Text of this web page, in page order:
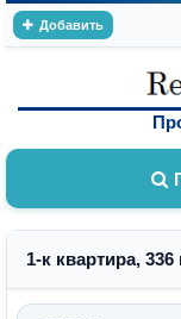
Добавить
1-к квартира, 336